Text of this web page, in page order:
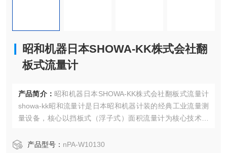
昭和机器日本SHOWA-KK株式会社翻
板式流量计
产品简介： 昭和机器日本SHOWA-KK株式会社翻板式流量计
showa-kk昭和流量计是日本昭和机器计装的经典工业流量测
量设备，核心以挡板式（浮子式）面积流量计为核心技术，
板式面积流量检测为核心原理，流体流经检测腔时推动带弹
产品型号： nPA-W10130